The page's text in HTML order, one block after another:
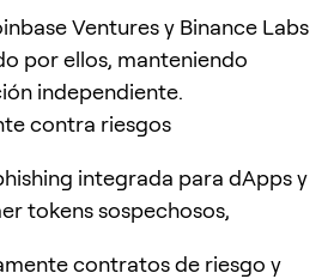
Ventures y Binance Labs
por ellos, manteniendo
independiente.
contra riesgos
integrada para dApps y
tokens sospechosos,
contratos de riesgo y